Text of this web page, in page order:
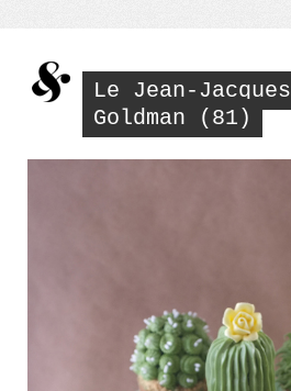
Le Jean-Jacques
Goldman (81)